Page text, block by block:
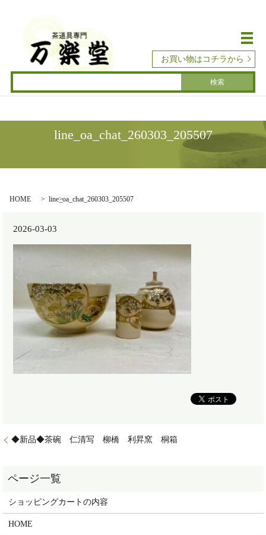
メ
お買い物はコチラから
line_oa_chat_260303_205507
HOME line_oa_chat_260303_205507
2026-03-03
◆新品◆茶碗 仁清写 柳橋 利昇窯 桐箱
ショッピングカートの内容
HOME